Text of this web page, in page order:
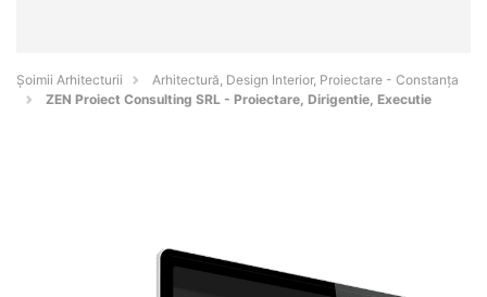
Șoimii Arhitecturii
Arhitectură, Design Interior, Proiectare - Constanţa
ZEN Proiect Consulting SRL - Proiectare, Dirigentie, Executie